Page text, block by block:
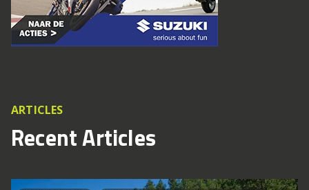
ARTICLES
Recent Articles